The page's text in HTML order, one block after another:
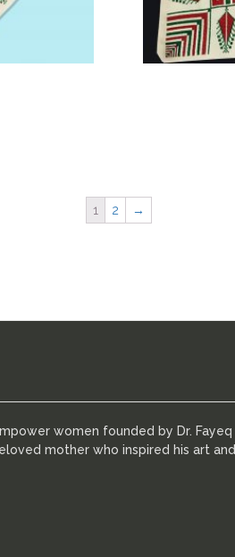
1 2 →
women founded by Dr. Fayeq
mother who inspired his art and